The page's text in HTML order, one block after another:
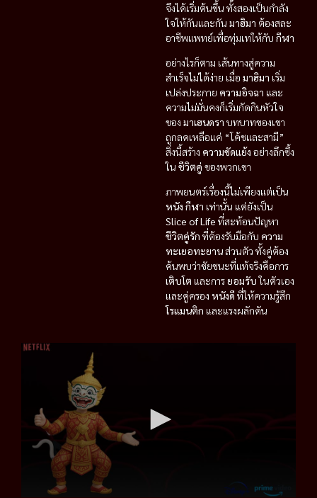
จึงได้เริ่มต้นขึ้น ทั้งสองเป็นกำลัง
ใจให้กันและกัน มาฮิมา ต้องสละ
อาชีพแพทย์เพื่อทุ่มเทให้กับ กีฬา
อย่างไรก็ตาม เส้นทางสู่ความ
สำเร็จไม่ได้ง่าย เมื่อ มาฮิมา เริ่ม
เปล่งประกาย ความอิจฉา และ
ความไม่มั่นคงก็เริ่มกัดกินหัวใจ
ของ มาเฮนดรา บทบาทของเขา
ถูกลดเหลือแค่ “โค้ชและสามี”
สิ่งนี้สร้าง ความขัดแย้ง อย่างลึกซึ้ง
ใน ชีวิตคู่ ของพวกเขา
ภาพยนตร์เรื่องนี้ไม่เพียงแต่เป็น
หนัง กีฬา เท่านั้น แต่ยังเป็น
Slice of Life ที่สะท้อนปัญหา
ชีวิตคู่รัก ที่ต้องรับมือกับ ความ
ทะเยอทะยานส่วนตัว ทั้งคู่ต้อง
ค้นพบว่าชัยชนะที่แท้จริงคือการ
เติบโต และการยอมรับในตัวเอง
และคู่ครอง หนังดี ที่ให้ความรู้สึก
โรแมนติก และแรงผลักดัน